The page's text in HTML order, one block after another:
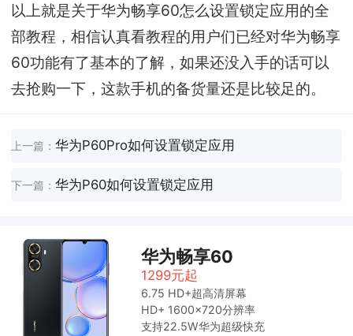
以上就是关于华为畅享60怎么设置锁定应用的全
部教程，相信认真看教程的用户们已经对华为畅享
60功能有了基本的了解，如果还没入手的话可以
去抢购一下，这款手机的备货量还是比较足的。
上一篇：华为P60Pro如何设置锁定应用
下一篇：华为P60如何设置锁定应用
华为畅享60
1299元起
6.75 HD+超高清屏幕
HD+ 1600x720分辨率
支持22.5W华为超级快充